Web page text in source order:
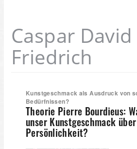
Caspar David
Friedrich
Kunstgeschmack als Ausdruck von
Bedürfnissen?
Theorie Pierre Bourdieus:
unser Kunstgeschmack
Persönlichkeit?